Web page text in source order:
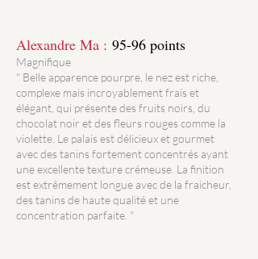
Alexandre Ma : 95-96 points
Magnifique
" Belle apparence pourpre, le nez est riche,
complexe mais incroyablement frais et
élégant, qui présente des fruits noirs, du
chocolat noir et des fleurs rouges comme la
violette. Le palais est délicieux et gourmet
avec des tanins fortement concentrés ayant
une excellente texture crémeuse. La finition
est extrêmement longue avec de la fraicheur,
des tanins de haute qualité et une
concentration parfaite. "